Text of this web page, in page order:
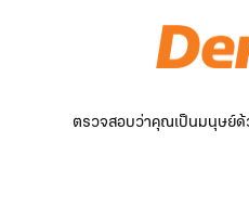
ตรวจสอบว่าคุณเป็นมนุษย์ด้